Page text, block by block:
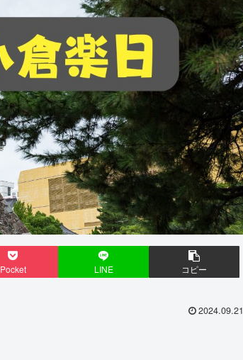
Pocket LINE コピー
2024.09.21